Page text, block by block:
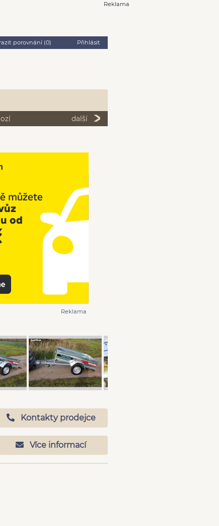
Reklama
porovnání (0) Přihlásit
další
Reklama
Kontakty prodejce
Více informací